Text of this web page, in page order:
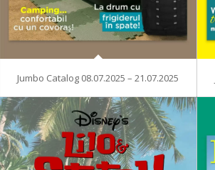
Jumbo Catalog 08.07.2025 – 21.07.2025